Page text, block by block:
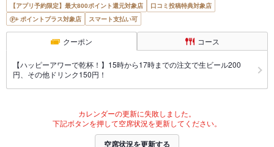
【アプリ予約限定】最大800ポイント還元対象店
口コミ投稿特典対象店
ポイントプラス対象店
スマート支払い可
クーポン コース
【ハッピーアワーで乾杯！】15時から17時までの注文で生ビール200
円、その他ドリンク150円！
カレンダーの更新に失敗しました。
下記ボタンを押して空席状況を更新してください。
空席状況を更新する